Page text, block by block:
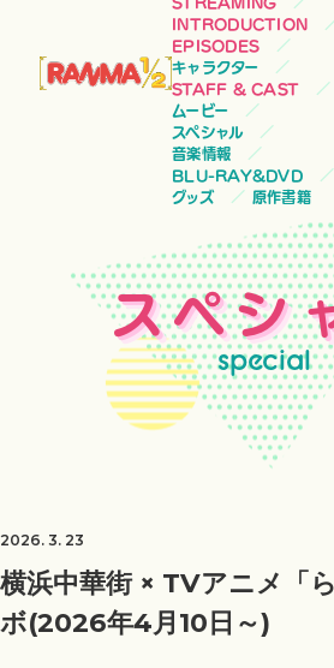
INTRODUCTION
EPISODES
キャラクター
STAFF & CAST
ムービー
スペシャル
音楽情報
BLU-RAY&DVD
グッズ
原作書籍
スペシ
special
2026. 3. 23
横浜中華街 × TVアニメ「
ボ(2026年4月10日～)